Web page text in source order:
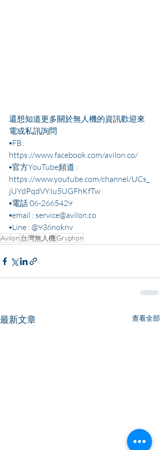
還想知道更多關於無人機的資訊歡迎來
電或私訊詢問
▪FB:
https://www.facebook.com/avilon.co/
▪官方YouTube頻道 :
https://www.youtube.com/channel/UCs_
jUYdPqdVYIu5UGFhKfTw
▪電話 06-2665429
▪email : service@avilon.co
▪Line : @936noknv
Avilon 台灣無人機 Gryphon
最新文章 查看全部